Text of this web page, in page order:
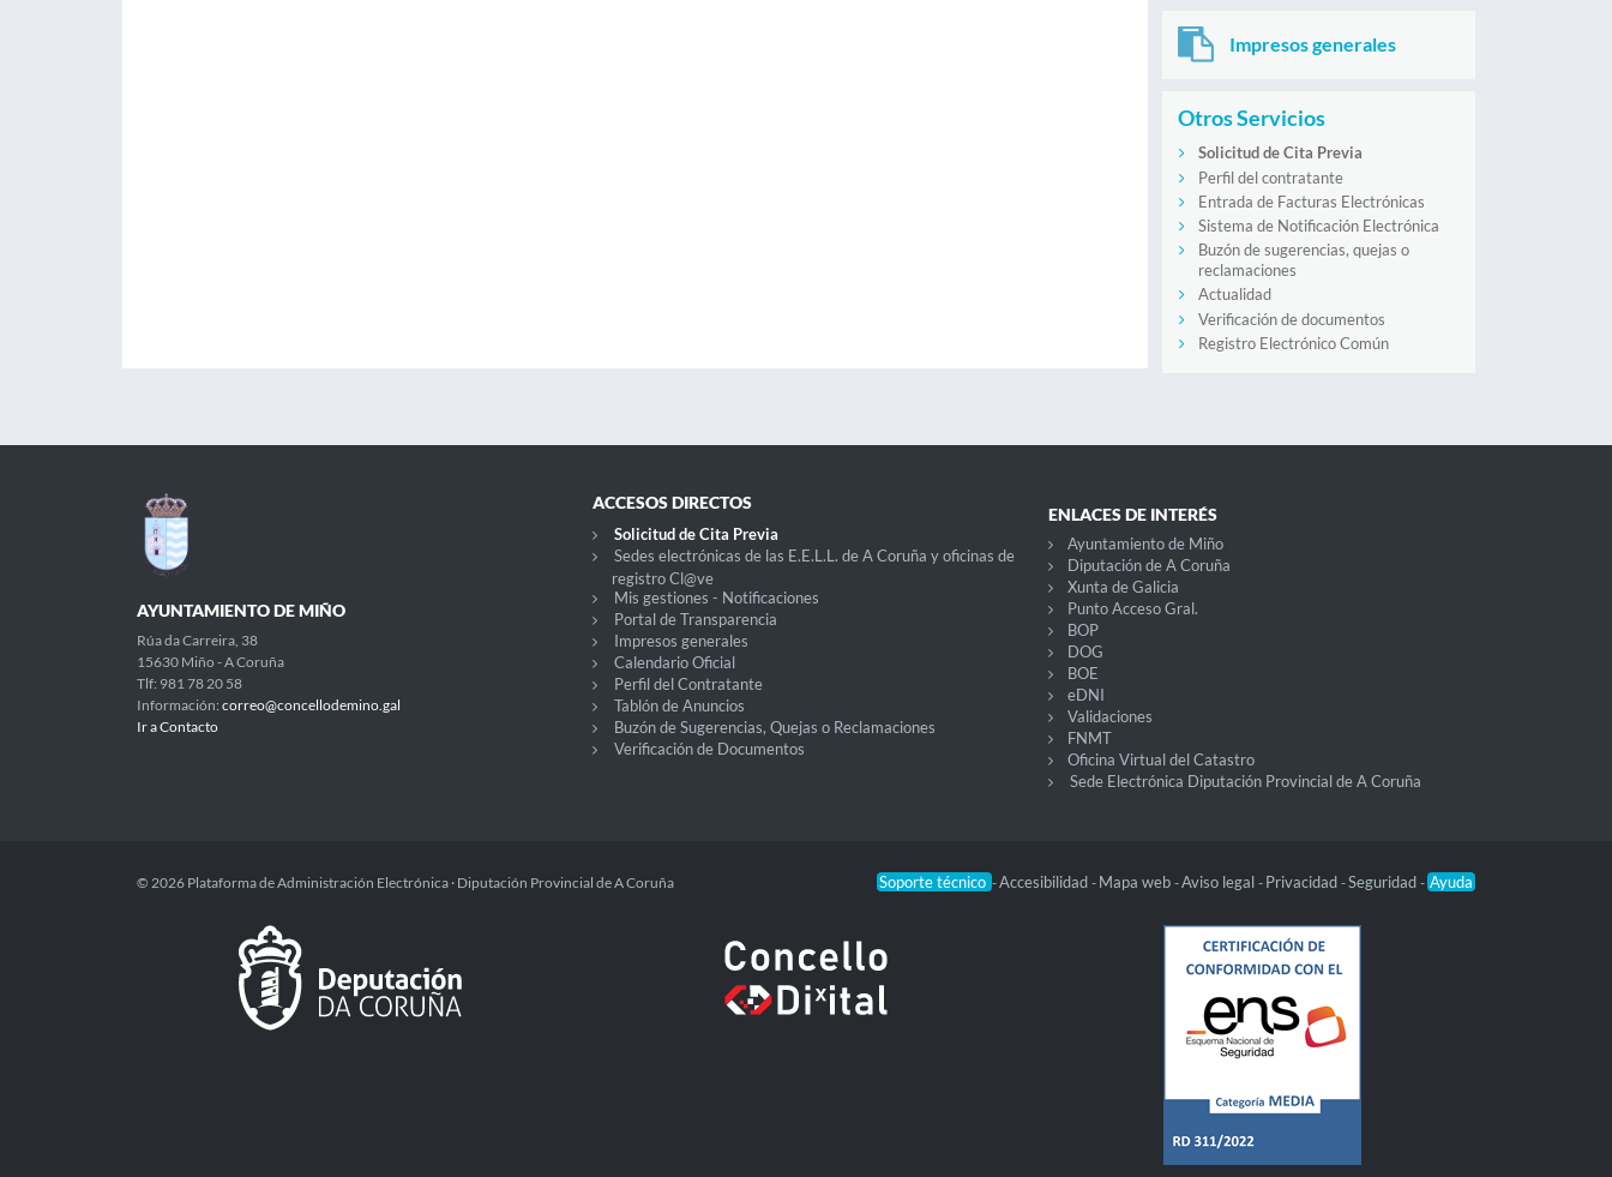
Impresos generales
Otros Servicios
Solicitud de Cita Previa
Perfil del contratante
Entrada de Facturas Electrónicas
Sistema de Notificación Electrónica
Buzón de sugerencias, quejas o
reclamaciones
Actualidad
Verificación de documentos
Registro Electrónico Común
AYUNTAMIENTO DE MIÑO
Rúa da Carreira, 38
15630 Miño - A Coruña
Tlf: 981 78 20 58
Información: correo@concellodemino.gal
Ir a Contacto
ACCESOS DIRECTOS
Solicitud de Cita Previa
Sedes electrónicas de las E.E.L.L. de A Coruña y oficinas de
registro Cl@ve
Mis gestiones - Notificaciones
Portal de Transparencia
Impresos generales
Calendario Oficial
Perfil del Contratante
Tablón de Anuncios
Buzón de Sugerencias, Quejas o Reclamaciones
Verificación de Documentos
ENLACES DE INTERÉS
Ayuntamiento de Miño
Diputación de A Coruña
Xunta de Galicia
Punto Acceso Gral.
BOP
DOG
BOE
eDNI
Validaciones
FNMT
Oficina Virtual del Catastro
Sede Electrónica Diputación Provincial de A Coruña
Soporte técnico -Accesibilidad - Mapa web -Aviso legal - Privacidad -Seguridad - Ayuda
© 2026 Plataforma de Administración Electrónica · Diputación Provincial de A Coruña